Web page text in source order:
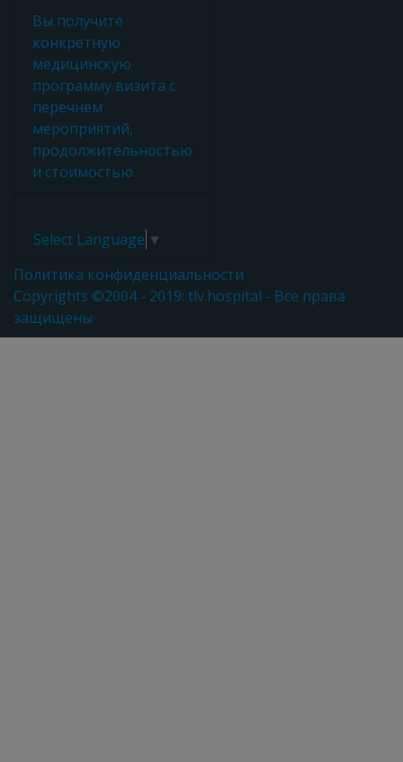
Вы получите
конкретную
медицинскую
программу визита с
перечнем
мероприятий,
продолжительностью
и стоимостью.
Select Language ▼
Политика конфиденциальности
Copyrights ©2004 - 2019: tlv.hospital - Все права
защищены